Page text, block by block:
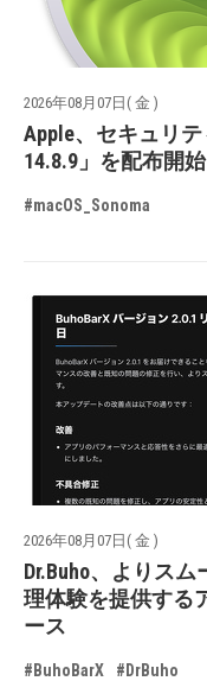
2026年08月07日( 金 )
Apple、セキュリテ
14.8.9」を配布開始
#macOS_Sonoma
2026年08月07日( 金 )
Dr.Buho、よりス
理体験を提供する
ース
#BuhoBarX #DrBuho